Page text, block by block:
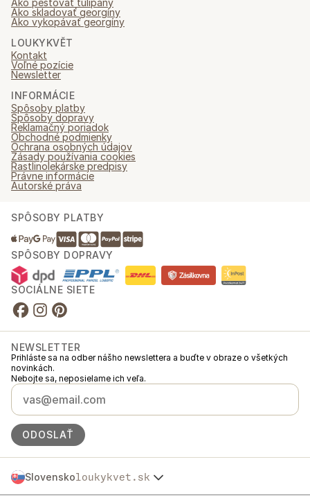
Ako pestovať tulipány
Ako skladovať georgíny
Ako vykopávať georgíny
LOUKYKVĚT
Kontakt
Voľné pozície
Newsletter
INFORMÁCIE
Spôsoby platby
Spôsoby dopravy
Reklamačný poriadok
Obchodné podmienky
Ochrana osobných údajov
Zásady používania cookies
Rastlinolekárske predpisy
Právne informácie
Autorské práva
SPÔSOBY PLATBY
SPÔSOBY DOPRAVY
SOCIÁLNE SIETE
NEWSLETTER
Prihláste sa na odber nášho newslettera a buďte v obraze o všetkých
novinkách.
Nebojte sa, neposielame ich veľa.
ODOSLAŤ
Slovenskoloukykvet.sk
Česko